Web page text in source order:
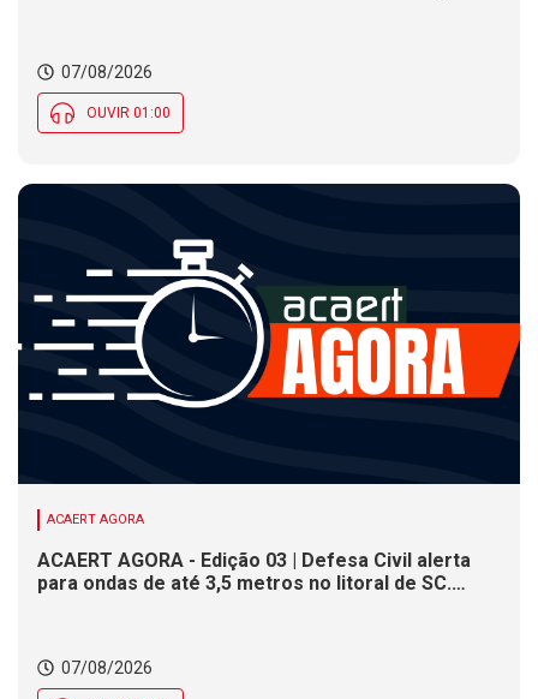
07/08/2026
OUVIR 01:00
ACAERT AGORA
ACAERT AGORA - Edição 03 | Defesa Civil alerta
para ondas de até 3,5 metros no litoral de SC.
07/08/2026